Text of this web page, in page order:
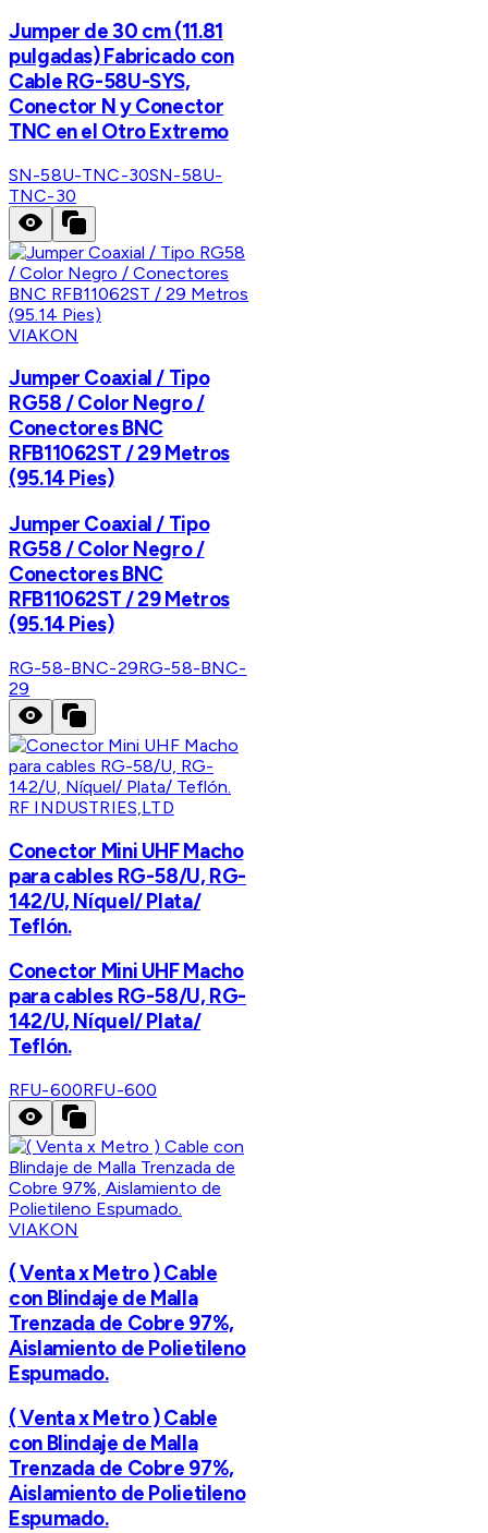
Jumper de 30 cm (11.81
pulgadas) Fabricado con
Cable RG-58U-SYS,
Conector N y Conector
TNC en el Otro Extremo
SN-58U-TNC-30SN-58U-
TNC-30
VIAKON
Jumper Coaxial / Tipo
RG58 / Color Negro /
Conectores BNC
RFB11062ST / 29 Metros
(95.14 Pies)
Jumper Coaxial / Tipo
RG58 / Color Negro /
Conectores BNC
RFB11062ST / 29 Metros
(95.14 Pies)
RG-58-BNC-29RG-58-BNC-
29
RF INDUSTRIES,LTD
Conector Mini UHF Macho
para cables RG-58/U, RG-
142/U, Níquel/ Plata/
Teflón.
Conector Mini UHF Macho
para cables RG-58/U, RG-
142/U, Níquel/ Plata/
Teflón.
RFU-600RFU-600
VIAKON
( Venta x Metro ) Cable
con Blindaje de Malla
Trenzada de Cobre 97%,
Aislamiento de Polietileno
Espumado.
( Venta x Metro ) Cable
con Blindaje de Malla
Trenzada de Cobre 97%,
Aislamiento de Polietileno
Espumado.